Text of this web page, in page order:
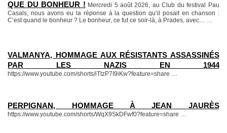
QUE DU BONHEUR ! Mercredi 5 août 2026, au Club du festival Pau
Casals, nous avons eu la réponse à la question qu’il posait en chanson :
C’est quand le bonheur ? Le bonheur, ce fut ce soir-là, à Prades, avec… …
VALMANYA, HOMMAGE AUX RÉSISTANTS ASSASSINÉS
PAR LES NAZIS EN 1944
https://www.youtube.com/shorts/iTtzP7I9iKw?feature=share …
PERPIGNAN, HOMMAGE À JEAN JAURÈS
https://www.youtube.com/shorts/WqX9SkDFwf0?feature=share …